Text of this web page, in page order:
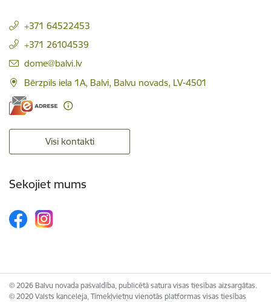
+371 64522453
+371 26104539
E-pasts:
dome@balvi.lv
Bērzpils iela 1A, Balvi, Balvu novads, LV-4501
Visi kontakti
Sekojiet mums
© 2026 Balvu novada pašvaldība, publicētā satura visas tiesības aizsargātas.
© 2020 Valsts kanceleja, Tīmekļvietņu vienotās platformas visas tiesības